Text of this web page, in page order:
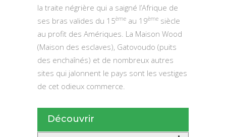
la traite négrière qui a saigné l’Afrique de
ses bras valides du 15ème au 19ème siècle
au profit des Amériques. La Maison Wood
(Maison des esclaves), Gatovoudo (puits
des enchaînés) et de nombreux autres
sites qui jalonnent le pays sont les vestiges
de cet odieux commerce.
Découvrir